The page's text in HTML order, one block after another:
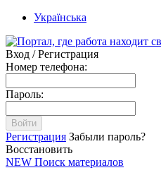
Українська
Вход / Регистрация
Номер телефона:
Пароль:
Войти
Регистрация Забыли пароль?
Восстановить
NEW Поиск материалов